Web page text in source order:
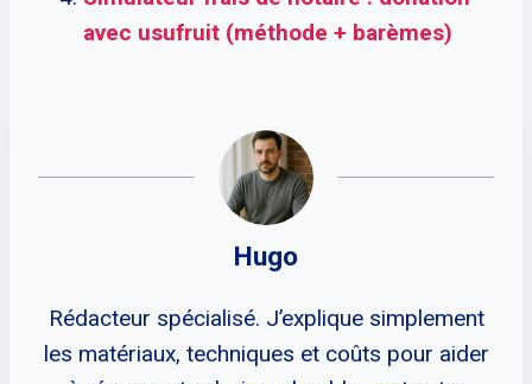
avec usufruit (méthode + barèmes)
Hugo
Rédacteur spécialisé. J’explique simplement
les matériaux, techniques et coûts pour aider